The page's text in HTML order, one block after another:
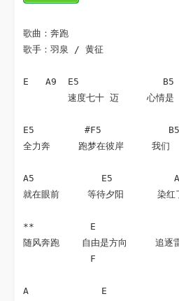
歌曲：奔跑
歌手：羽泉 / 黄征
E   A9  E5
速度七十 迈     心情是
E5         #F5
全力奔     跑梦在彼岸     我
A5            E5
就在眼前     等待夕阳      染
**          E
随风奔跑    自由是方向     追
F
A             E